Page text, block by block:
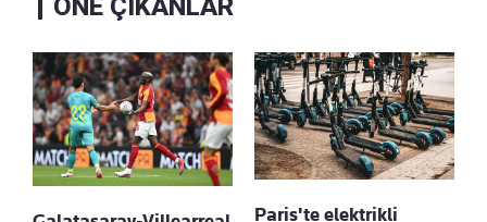
ÖNE ÇIKANLAR
Paris'te elektrikli